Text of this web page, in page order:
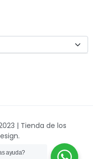
| Tienda de los
ayuda?